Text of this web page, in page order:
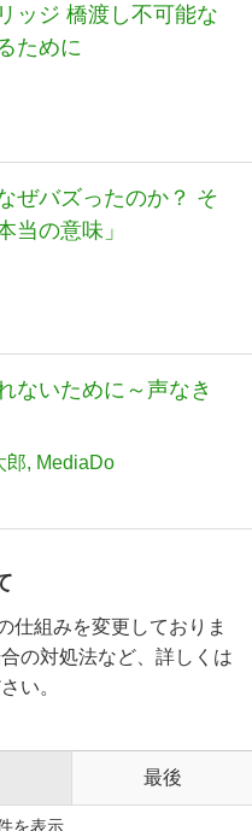
ッジ 橋渡し不可能な
ために
ぜバズったのか？ そ
当の意味」
ないために～声なき
郎 MediaDo
仕組みを変更しておりま
の対処法など、詳しくは
い。
最後
を表示